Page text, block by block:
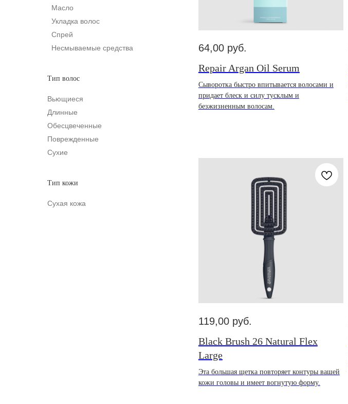
Масло
Укладка волос
Спрей
Несмываемые средства
Тип волос
Вьющиеся
Длинные
Обесцвеченные
Поврежденные
Сухие
Тип кожи
Сухая кожа
64,00 руб.
Repair Argan Oil Serum
Сыворотка быстро впитывается волосами и
придает блеск и силу тусклым и
безжизненным волосам.
119,00 руб.
Black Brush 26 Natural Flex
Large
Эта большая щетка повторяет контуры вашей
кожи головы и имеет вогнутую форму.